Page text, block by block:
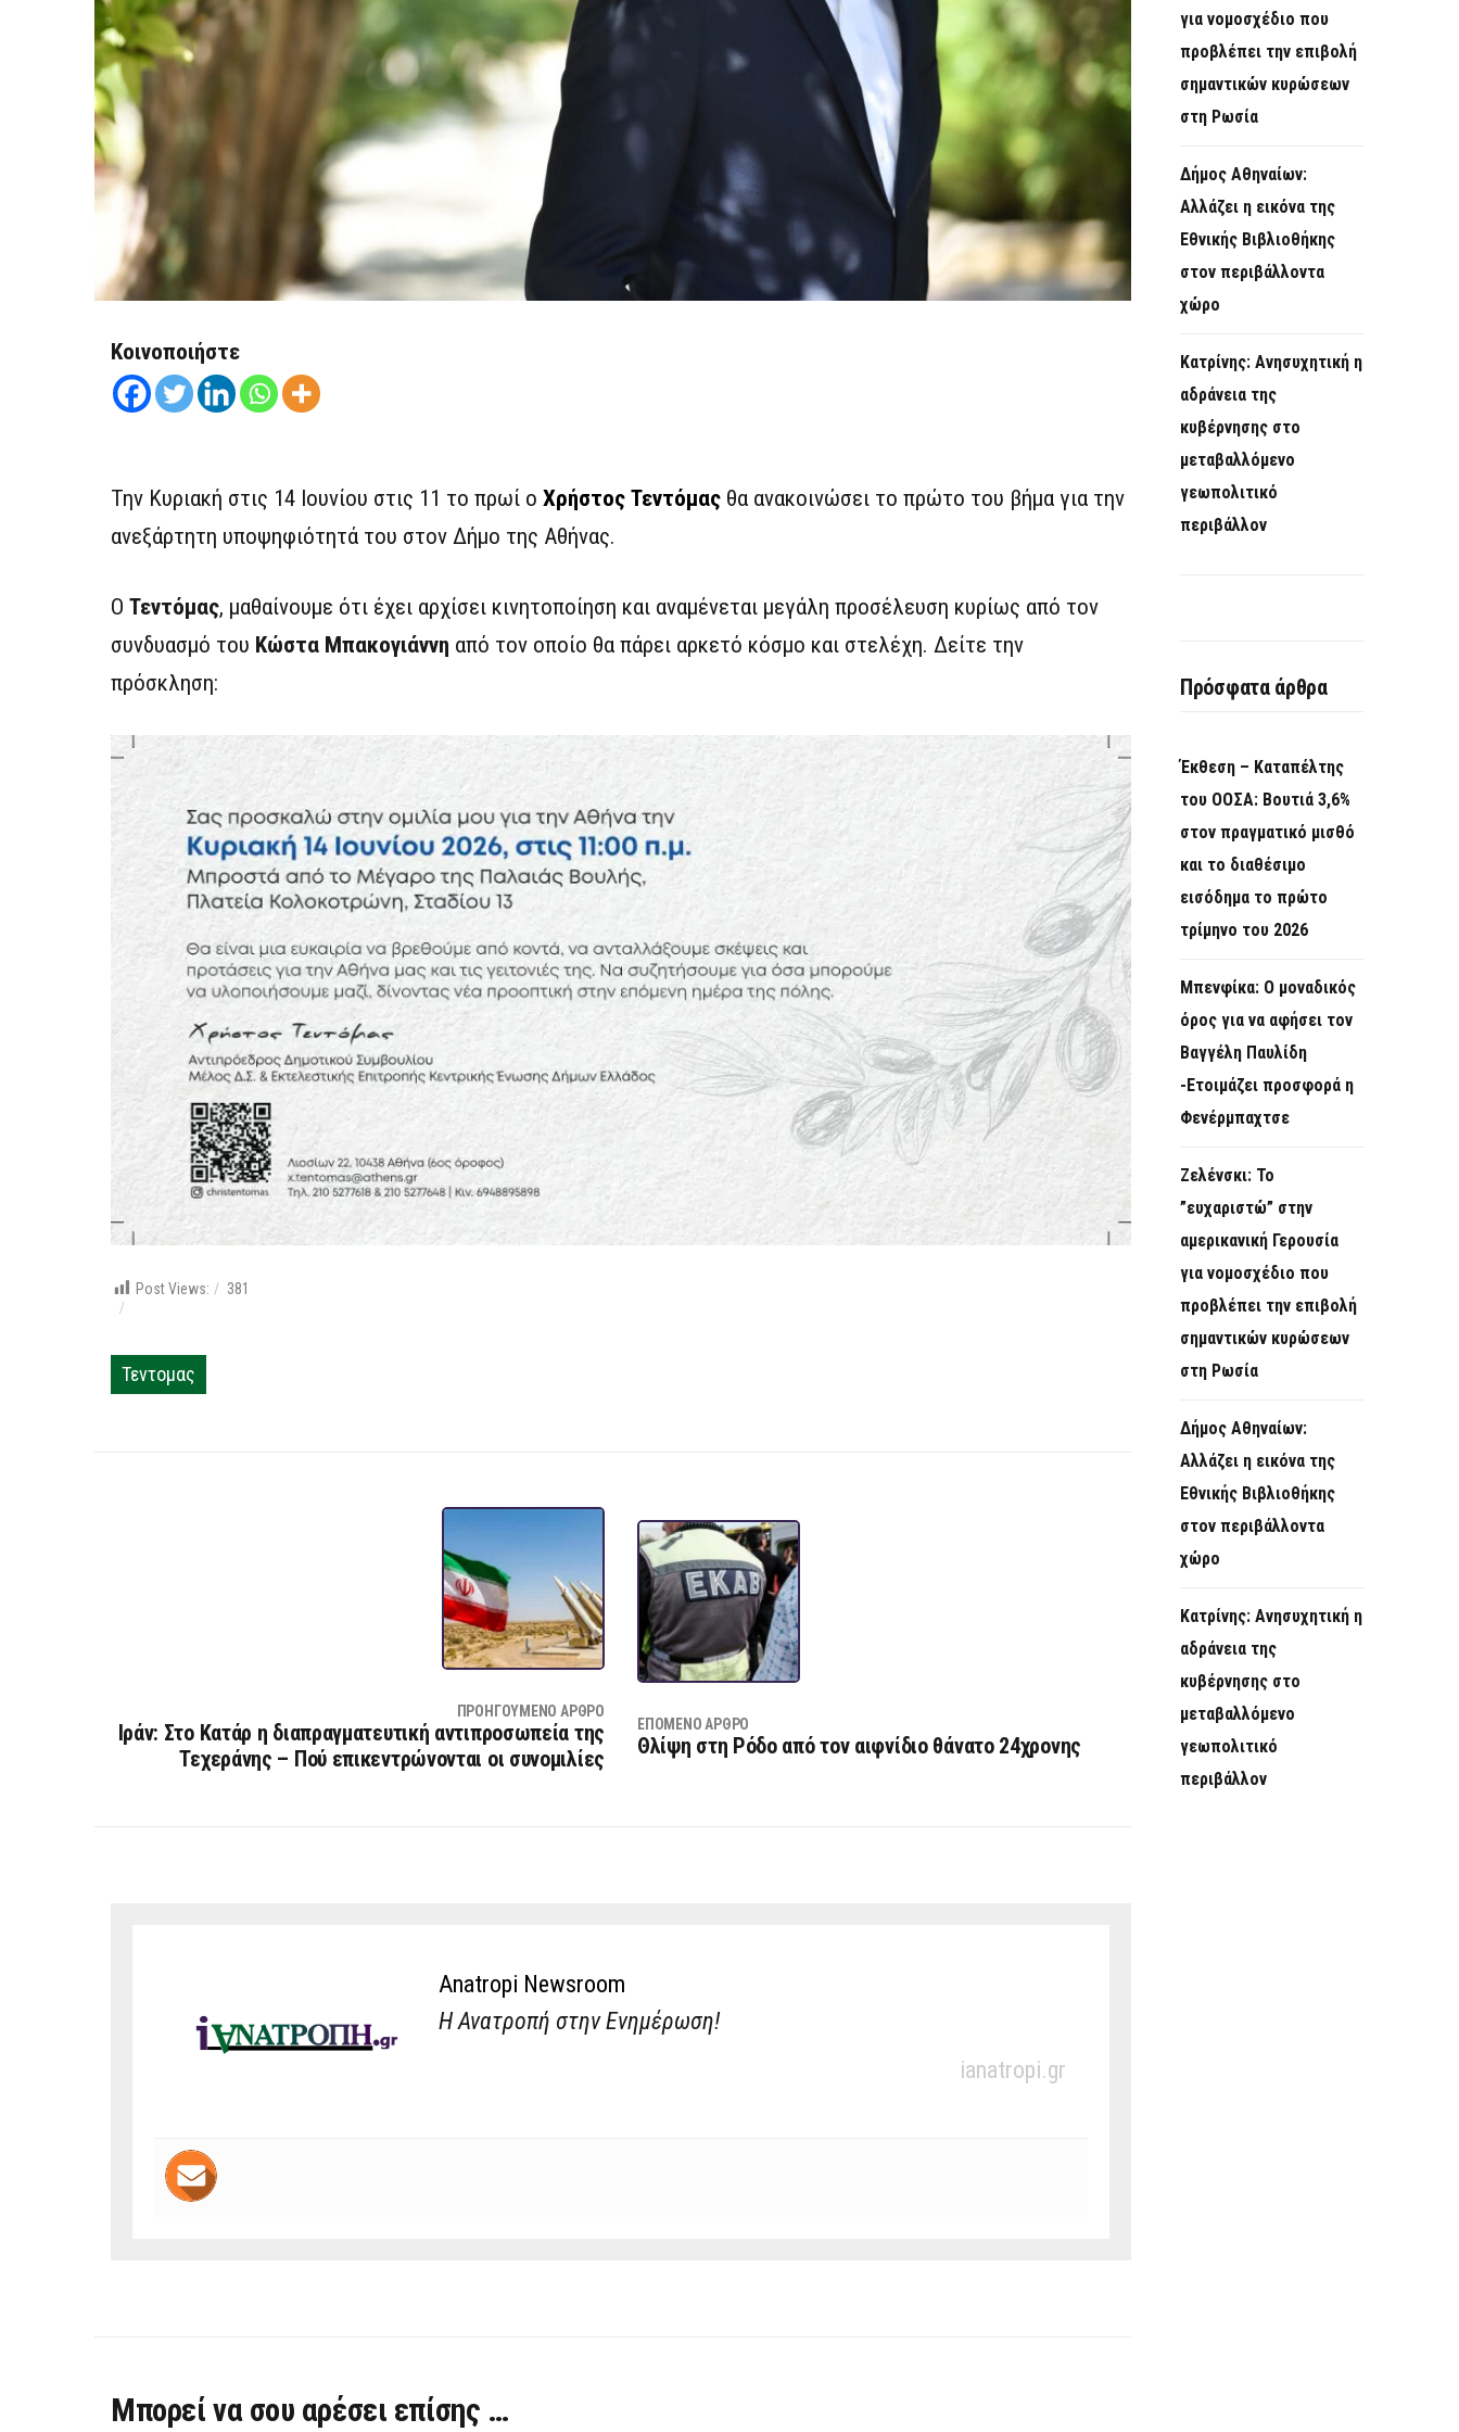
Κοινοποιήστε
Την Κυριακή στις 14 Ιουνίου στις 11 το πρωί ο Χρήστος Τεντόμας θα ανακοινώσει το πρώτο του βήμα για την
ανεξάρτητη υποψηφιότητά του στον Δήμο της Αθήνας.
Ο Τεντόμας, μαθαίνουμε ότι έχει αρχίσει κινητοποίηση και αναμένεται μεγάλη προσέλευση κυρίως από τον
συνδυασμό του Κώστα Μπακογιάννη από τον οποίο θα πάρει αρκετό κόσμο και στελέχη. Δείτε την
πρόσκληση:
Post Views: 381
Τεντομας
ΠΡΟΗΓΟΎΜΕΝΟ ΆΡΘΡΟ
Ιράν: Στο Κατάρ η διαπραγματευτική αντιπροσωπεία της
Τεχεράνης – Πού επικεντρώνονται οι συνομιλίες
ΕΠΌΜΕΝΟ ΆΡΘΡΟ
Θλίψη στη Ρόδο από τον αιφνίδιο θάνατο 24χρονης
Anatropi Newsroom
Η Ανατροπή στην Ενημέρωση!
ianatropi.gr
Μπορεί να σου αρέσει επίσης …
για νομοσχέδιο που
προβλέπει την επιβολή
σημαντικών κυρώσεων
στη Ρωσία
Δήμος Αθηναίων:
Αλλάζει η εικόνα της
Εθνικής Βιβλιοθήκης
στον περιβάλλοντα
χώρο
Κατρίνης: Ανησυχητική η
αδράνεια της
κυβέρνησης στο
μεταβαλλόμενο
γεωπολιτικό
περιβάλλον
Πρόσφατα άρθρα
Έκθεση – Καταπέλτης
του ΟΟΣΑ: Βουτιά 3,6%
στον πραγματικό μισθό
και το διαθέσιμο
εισόδημα το πρώτο
τρίμηνο του 2026
Μπενφίκα: Ο μοναδικός
όρος για να αφήσει τον
Βαγγέλη Παυλίδη
-Ετοιμάζει προσφορά η
Φενέρμπαχτσε
Ζελένσκι: Το
”ευχαριστώ” στην
αμερικανική Γερουσία
για νομοσχέδιο που
προβλέπει την επιβολή
σημαντικών κυρώσεων
στη Ρωσία
Δήμος Αθηναίων:
Αλλάζει η εικόνα της
Εθνικής Βιβλιοθήκης
στον περιβάλλοντα
χώρο
Κατρίνης: Ανησυχητική η
αδράνεια της
κυβέρνησης στο
μεταβαλλόμενο
γεωπολιτικό
περιβάλλον